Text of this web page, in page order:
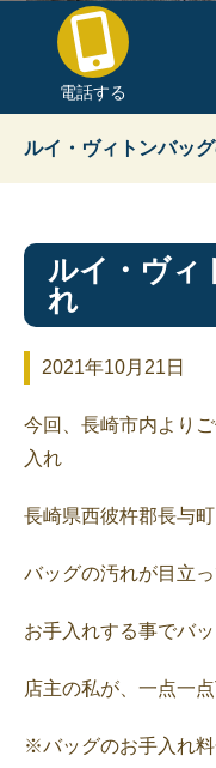
電話する
ルイ・ヴィトンバッ
ルイ・ヴィ
れ
2021年10月21日
今回、長崎市内より
入れ
長崎県西彼杵郡長与
バッグの汚れが目立
お手入れする事でバ
店主の私が、一点一
※バッグのお手入れ